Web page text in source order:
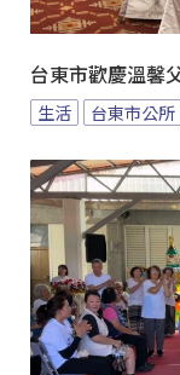
台東市歡慶溫馨
生活 台東市公所